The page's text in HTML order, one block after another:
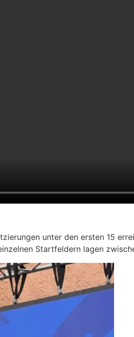
unter den ersten 15
Startfeldern lagen